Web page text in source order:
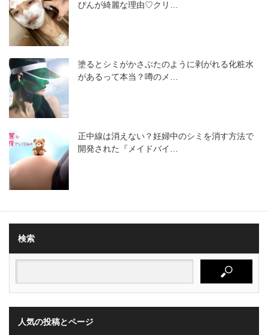
ぴんが綺麗な理由♡クリ…
塗るとシミがかさぶたのように剥がれる化粧水
があるって本当？噂のメ…
正中線は消えない？妊婦中のシミを消す方法で
開発された『メイドバイ…
検索
人気の投稿とページ